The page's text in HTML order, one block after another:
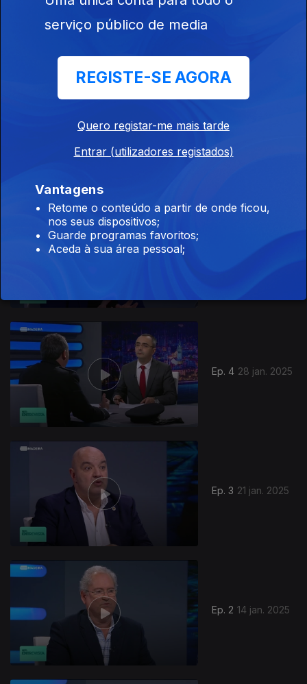
Ep. 6
Ep. 4 28 jan. 2025
Ep. 3 21 jan. 2025
Ep. 2 14 jan. 2025
821077
serviço público de media
REGISTE-SE AGORA
Quero registar-me mais tarde
Entrar (utilizadores registados)
Vantagens
Retome o conteúdo a partir de onde ficou,
nos seus dispositivos;
Guarde programas favoritos;
Aceda à sua área pessoal;